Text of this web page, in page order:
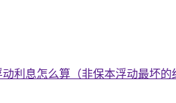
动利息怎么算（非保本浮动最坏的